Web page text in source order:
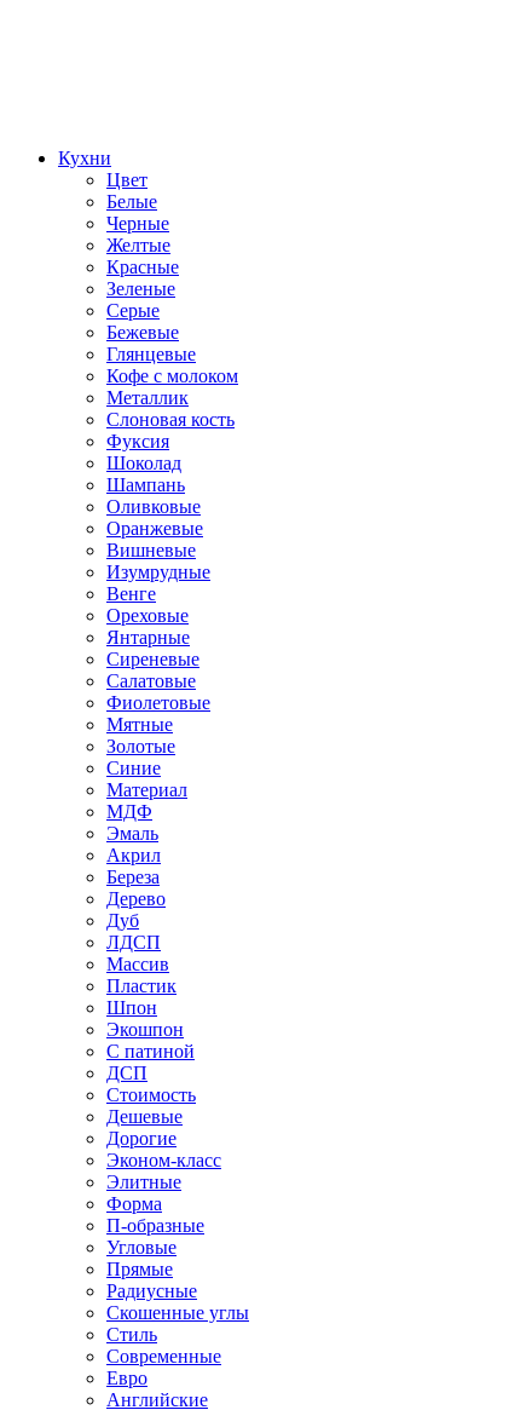
Кухни
Цвет
Белые
Черные
Желтые
Красные
Зеленые
Серые
Бежевые
Глянцевые
Кофе с молоком
Металлик
Слоновая кость
Фуксия
Шоколад
Шампань
Оливковые
Оранжевые
Вишневые
Изумрудные
Венге
Ореховые
Янтарные
Сиреневые
Салатовые
Фиолетовые
Мятные
Золотые
Синие
Материал
МДФ
Эмаль
Акрил
Береза
Дерево
Дуб
ЛДСП
Массив
Пластик
Шпон
Экошпон
С патиной
ДСП
Стоимость
Дешевые
Дорогие
Эконом-класс
Элитные
Форма
П-образные
Угловые
Прямые
Радиусные
Скошенные углы
Стиль
Современные
Евро
Английские